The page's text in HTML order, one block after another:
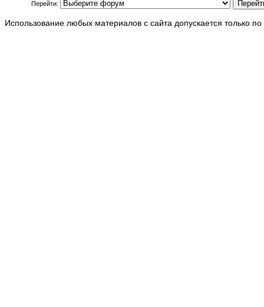
Перейти:
Использование любых материалов с сайта допускается только